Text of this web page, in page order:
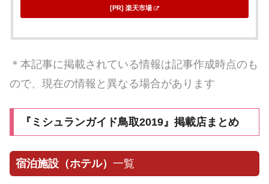
[PR] 楽天市場
＊本記事に掲載されている情報は記事作成時点のも
ので、現在の情報と異なる場合があります
『ミシュランガイド鳥取2019』掲載店まとめ
宿泊施設（ホテル） 一覧